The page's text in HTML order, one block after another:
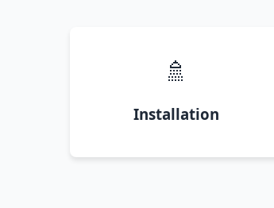
🚿
Installation